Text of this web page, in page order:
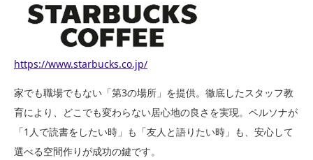
https://www.starbucks.co.jp/
家でも職場でもない「第3の場所」を提供。徹底したスタッフ教
育により、どこでも変わらない居心地の良さを実現。ペルソナが
「1人で読書をしたい時」も「友人と語りたい時」も、安心して
選べる空間作りが成功の鍵です。